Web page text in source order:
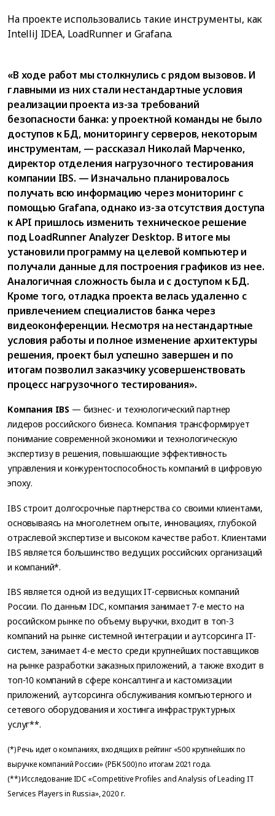
На проекте использовались такие инструменты, как
IntelliJ IDEA, LoadRunner и Grafana.
«В ходе работ мы столкнулись с рядом вызовов. И
главными из них стали нестандартные условия
реализации проекта из-за требований
безопасности банка: у проектной команды не было
доступов к БД, мониторингу серверов, некоторым
инструментам, — рассказал Николай Марченко,
директор отделения нагрузочного тестирования
компании IBS. — Изначально планировалось
получать всю информацию через мониторинг с
помощью Grafana, однако из-за отсутствия доступа
к API пришлось изменить техническое решение
под LoadRunner Analyzer Desktop. В итоге мы
установили программу на целевой компьютер и
получали данные для построения графиков из нее.
Аналогичная сложность была и с доступом к БД.
Кроме того, отладка проекта велась удаленно с
привлечением специалистов банка через
видеоконференции. Несмотря на нестандартные
условия работы и полное изменение архитектуры
решения, проект был успешно завершен и по
итогам позволил заказчику усовершенствовать
процесс нагрузочного тестирования».
Компания IBS — бизнес- и технологический партнер
лидеров российского бизнеса. Компания трансформирует
понимание современной экономики и технологическую
экспертизу в решения, повышающие эффективность
управления и конкурентоспособность компаний в цифровую
эпоху.
IBS строит долгосрочные партнерства со своими клиентами,
основываясь на многолетнем опыте, инновациях, глубокой
отраслевой экспертизе и высоком качестве работ. Клиентами
IBS является большинство ведущих российских организаций
и компаний*.
IBS является одной из ведущих IT-сервисных компаний
России. По данным IDC, компания занимает 7-е место на
российском рынке по объему выручки, входит в топ-3
компаний на рынке системной интеграции и аутсорсинга IT-
систем, занимает 4-е место среди крупнейших поставщиков
на рынке разработки заказных приложений, а также входит в
топ-10 компаний в сфере консалтинга и кастомизации
приложений, аутсорсинга обслуживания компьютерного и
сетевого оборудования и хостинга инфраструктурных
услуг**.
(*) Речь идет о компаниях, входящих в рейтинг «500 крупнейших по
выручке компаний России» (РБК 500) по итогам 2021 года.
(**) Исследование IDC «Competitive Profiles and Analysis of Leading IT
Services Players in Russia», 2020 г.